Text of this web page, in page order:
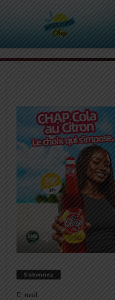
S’abonnez
E-mail